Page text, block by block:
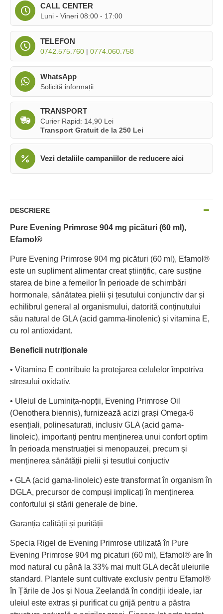
CALL CENTER
Luni - Vineri 08:00 - 17:00
TELEFON
0742.575.760 | 0774.060.758
WhatsApp
Solicită informații
TRANSPORT
Curier Rapid: 14,90 Lei
Transport Gratuit de la 250 Lei
Vezi detaliile campaniilor de reducere aici
DESCRIERE
Pure Evening Primrose 904 mg picături (60 ml),
Efamol®
Pure Evening Primrose 904 mg picături (60 ml), Efamol®
este un supliment alimentar creat științific, care susține
starea de bine a femeilor în perioade de schimbări
hormonale, sănătatea pielii și țesutului conjunctiv dar și
echilibrul general al organismului, datorită conținutului
său natural de GLA (acid gamma-linolenic) și vitamina E,
cu rol antioxidant.
Beneficii nutriționale
• Vitamina E contribuie la protejarea celulelor împotriva
stresului oxidativ.
• Uleiul de Luminița-nopții, Evening Primrose Oil
(Oenothera biennis), furnizează acizi grași Omega-6
esențiali, polinesaturati, inclusiv GLA (acid gama-
linoleic), importanți pentru menținerea unui confort optim
în perioada menstruației si menopauzei, precum și
menținerea sănătății pielii și tesutlui conjuctiv
• GLA (acid gama-linoleic) este transformat în organism în
DGLA, precursor de compuși implicați în menținerea
confortului și stării generale de bine.
Garanția calității și purității
Specia Rigel de Evening Primrose utilizată în Pure
Evening Primrose 904 mg picaturi (60 ml), Efamol® are în
mod natural cu până la 33% mai mult GLA decât uleiurile
standard. Plantele sunt cultivate exclusiv pentru Efamol®
în Țările de Jos și Noua Zeelandă în condiții ideale, iar
uleiul este extras și purificat cu grijă pentru a păstra